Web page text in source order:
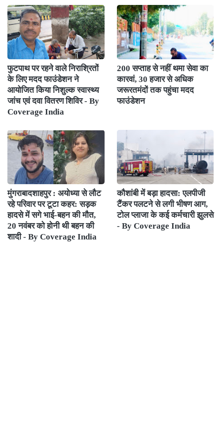
फुटपाथ पर रहने वाले निराश्रितों
के लिए मदद फाउंडेशन ने
आयोजित किया निशुल्क स्वास्थ्य
जांच एवं दवा वितरण शिविर - By
Coverage India
200 सप्ताह से नहीं थमा सेवा का
कारवां, 30 हजार से अधिक
जरूरतमंदों तक पहुंचा मदद
फाउंडेशन
मुंगराबादशाहपुर : अयोध्या से लौट
रहे परिवार पर टूटा कहर: सड़क
हादसे में सगे भाई-बहन की मौत,
20 नवंबर को होनी थी बहन की
शादी - By Coverage India
कौशांबी में बड़ा हादसा: एलपीजी
टैंकर पलटने से लगी भीषण आग,
टोल प्लाजा के कई कर्मचारी झुलसे
- By Coverage India